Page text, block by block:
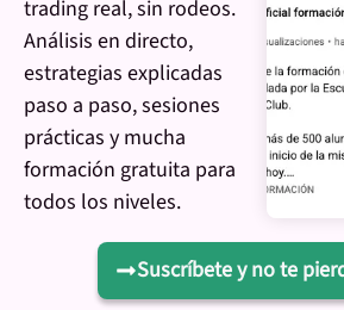
trading real, sin rodeos.
Análisis en directo,
estrategias explicadas
paso a paso, sesiones
prácticas y mucha
formación gratuita para
todos los niveles.
Suscríbete y no te